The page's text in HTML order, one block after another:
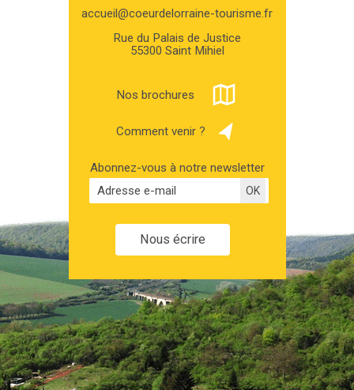
accueil@coeurdelorraine-tourisme.fr
Rue du Palais de Justice
55300 Saint Mihiel
Nos brochures
Comment venir ?
Abonnez-vous à notre newsletter
Nous écrire